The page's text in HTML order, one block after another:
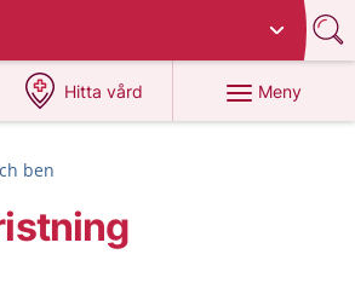
Hitta vård
på 1177.se
Meny
ben